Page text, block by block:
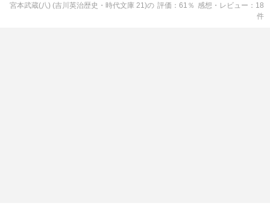
宮本武蔵(八) (吉川英治歴史・時代文庫 21)の 評価 61 ％ 感想・レビュー
18
件